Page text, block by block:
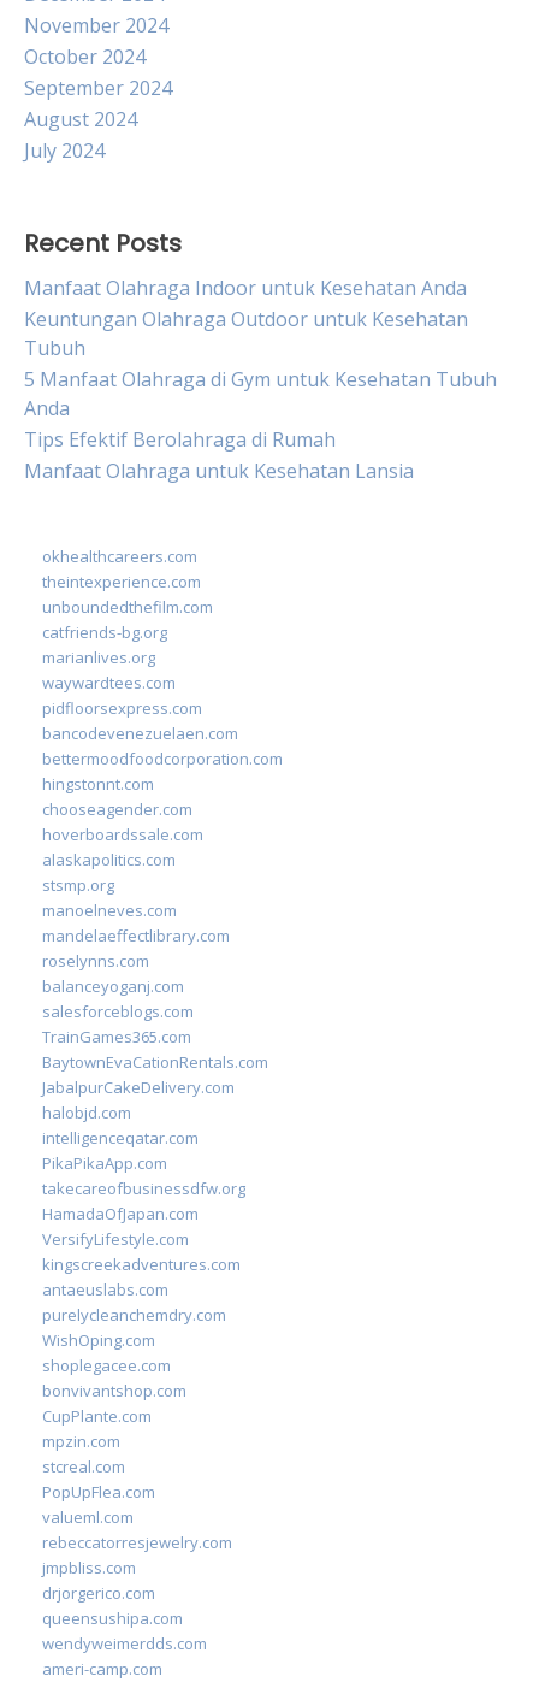
November 2024
October 2024
September 2024
August 2024
July 2024
Recent Posts
Manfaat Olahraga Indoor untuk Kesehatan Anda
Keuntungan Olahraga Outdoor untuk Kesehatan
Tubuh
5 Manfaat Olahraga di Gym untuk Kesehatan Tubuh
Anda
Tips Efektif Berolahraga di Rumah
Manfaat Olahraga untuk Kesehatan Lansia
okhealthcareers.com
theintexperience.com
unboundedthefilm.com
catfriends-bg.org
marianlives.org
waywardtees.com
pidfloorsexpress.com
bancodevenezuelaen.com
bettermoodfoodcorporation.com
hingstonnt.com
chooseagender.com
hoverboardssale.com
alaskapolitics.com
stsmp.org
manoelneves.com
mandelaeffectlibrary.com
roselynns.com
balanceyoganj.com
salesforceblogs.com
TrainGames365.com
BaytownEvaCationRentals.com
JabalpurCakeDelivery.com
halobjd.com
intelligenceqatar.com
PikaPikaApp.com
takecareofbusinessdfw.org
HamadaOfJapan.com
VersifyLifestyle.com
kingscreekadventures.com
antaeuslabs.com
purelycleanchemdry.com
WishOping.com
shoplegacee.com
bonvivantshop.com
CupPlante.com
mpzin.com
stcreal.com
PopUpFlea.com
valueml.com
rebeccatorresjewelry.com
jmpbliss.com
drjorgerico.com
queensushipa.com
wendyweimerdds.com
ameri-camp.com